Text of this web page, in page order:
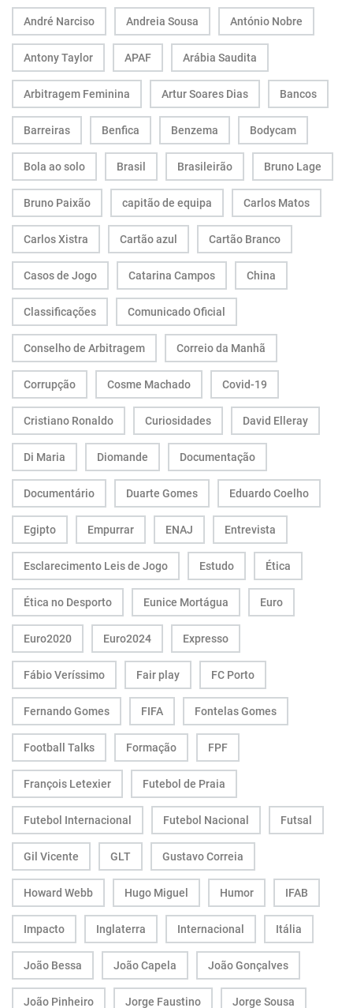
André Narciso Andreia Sousa António Nobre
Antony Taylor APAF Arábia Saudita
Arbitragem Feminina Artur Soares Dias Bancos
Barreiras Benfica Benzema Bodycam
Bola ao solo Brasil Brasileirão Bruno Lage
Bruno Paixão capitão de equipa Carlos Matos
Carlos Xistra Cartão azul Cartão Branco
Casos de Jogo Catarina Campos China
Classificações Comunicado Oficial
Conselho de Arbitragem Correio da Manhã
Corrupção Cosme Machado Covid-19
Cristiano Ronaldo Curiosidades David Elleray
Di Maria Diomande Documentação
Documentário Duarte Gomes Eduardo Coelho
Egipto Empurrar ENAJ Entrevista
Esclarecimento Leis de Jogo Estudo Ética
Ética no Desporto Eunice Mortágua Euro
Euro2020 Euro2024 Expresso
Fábio Veríssimo Fair play FC Porto
Fernando Gomes FIFA Fontelas Gomes
Football Talks Formação FPF
François Letexier Futebol de Praia
Futebol Internacional Futebol Nacional Futsal
Gil Vicente GLT Gustavo Correia
Howard Webb Hugo Miguel Humor IFAB
Impacto Inglaterra Internacional Itália
João Bessa João Capela João Gonçalves
João Pinheiro Jorge Faustino Jorge Sousa